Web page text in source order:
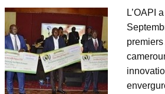
L’OAPI